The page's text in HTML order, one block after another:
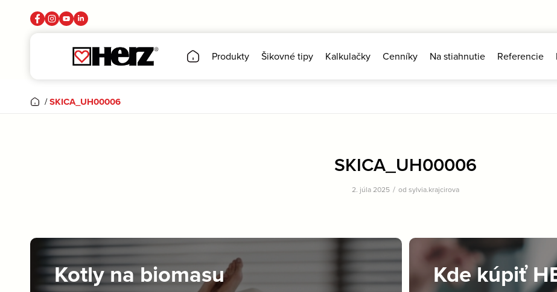
Produkty Šikovné tipy Kalkulačky Cenníky Na stiahnutie Referencie
/SKICA_UH00006
SKICA_UH00006
2. júla 2025 / od sylvia.krajcirova
Kotly na biomasu Kde kúpiť